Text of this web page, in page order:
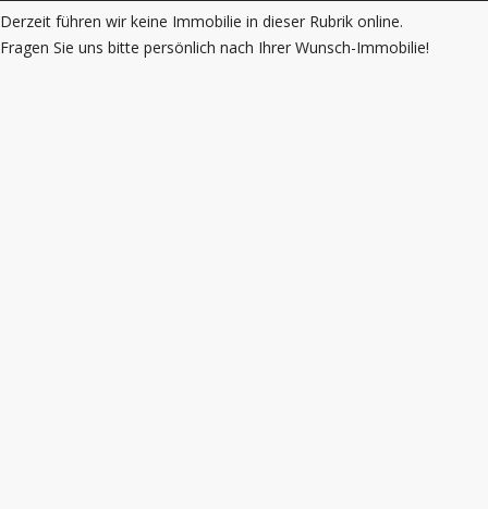
Derzeit führen wir keine Immobilie in dieser Rubrik online.
Fragen Sie uns bitte persönlich nach Ihrer Wunsch-Immobilie!